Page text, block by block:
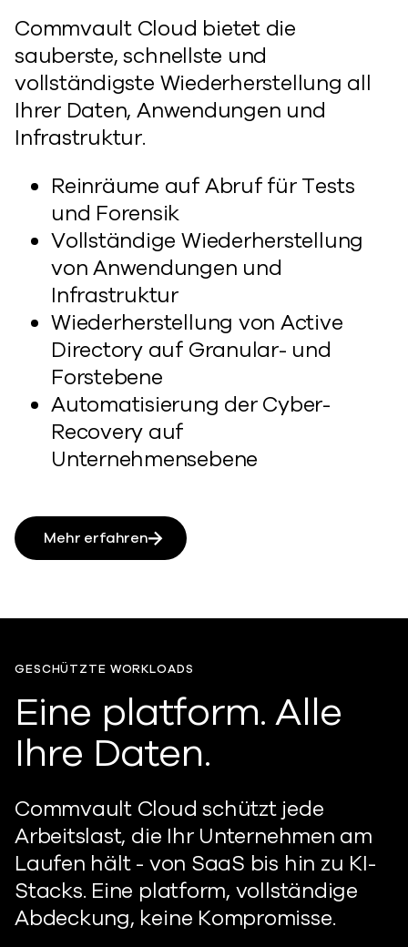
Commvault Cloud bietet die
sauberste, schnellste und
vollständigste Wiederherstellung all
Ihrer Daten, Anwendungen und
Infrastruktur.
Reinräume auf Abruf für Tests
und Forensik
Vollständige Wiederherstellung
von Anwendungen und
Infrastruktur
Wiederherstellung von Active
Directory auf Granular- und
Forstebene
Automatisierung der Cyber-
Recovery auf
Unternehmensebene
Mehr erfahren
GESCHÜTZTE WORKLOADS
Eine platform. Alle
Ihre Daten.
Commvault Cloud schützt jede
Arbeitslast, die Ihr Unternehmen am
Laufen hält - von SaaS bis hin zu KI-
Stacks. Eine platform, vollständige
Abdeckung, keine Kompromisse.